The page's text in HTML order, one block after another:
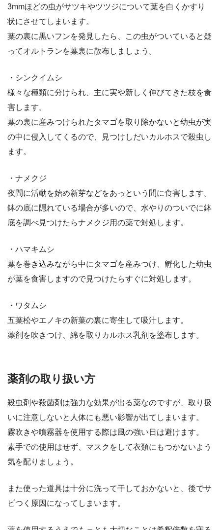
3mmほどの虫がサツキやツツジについて葉を白くかすり
状にさせてしまいます。
葉の裏に黒いフンを発見したら、この虫がついていると疑
ってオルトランを葉裏に散布しましょう。
・シンクイムシ
様々な種類に分けられ、主に実や新しく伸びてきた枝を食
害します。
葉の裏に産みつけられたタマゴを取り除かないと幼虫が実
の中に侵入してくるので、見つけしだいカルホスで殺虫し
ます。
・ナメクジ
夜間に活動を始め新芽などをあっという間に食害します。
鉢の底に隠れている場合が多いので、水やりのついでに鉢
底を調べ見つけたらナメクジ用の薬で対処します。
・ハマキムシ
葉を巻き込みながら中にタマゴを産みつけ、孵化した幼虫
が葉を食害しますので見つけたらすぐに対処します。
・ワタムシ
五葉松やエノキの新葉の裏に寄生して吸汁します。
薬剤を吹きつけ、綿を取りカルホス乳剤を塗布します。
薬剤の取り扱い方
殺虫剤や殺菌剤は強力な効果が出る薬なのですが、取り扱
いに注意しないと人体にも悪い影響が出てしまいます。
霧吹きや噴霧器を使用する際は風の強い日は避けます。
素手での使用はせず、マスクをして衣類にもつかないよう
気を配りましょう。
また使った道具は十分に洗って干しておかないと、後でサ
ビつく原因になってしまいます。